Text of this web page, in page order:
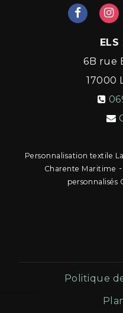
ELS
6B rue
17000
Personnalisation textile
Charente Maritime -
personnalisés
Politique